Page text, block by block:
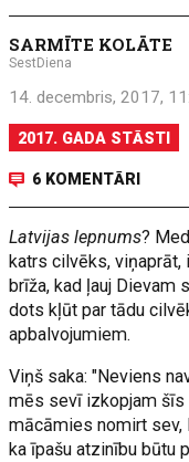
SARMĪTE KOLĀTE
SestDiena
14. decembris, 2017,
2017. GADA STĀSTI
6 KOMENTĀRI
Latvijas lepnums?
katrs cilvēks,
brīža, kad ļauj Dievam
dots kļūt par tādu
apbalvojumiem.
Viņš saka: "Neviens
mēs sevī izkopjam šīs
mācāmies nomirt sev,
ka īpašu atzinību būtu